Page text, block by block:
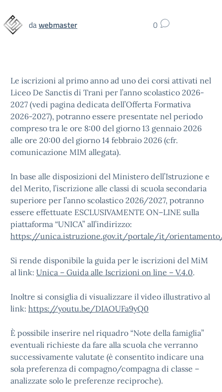
dawebmaster 0
Le iscrizioni al primo anno ad uno dei corsi attivati nel
Liceo De Sanctis di Trani per l’anno scolastico 2026-
2027 (vedi pagina dedicata dell’Offerta Formativa
2026-2027), potranno essere presentate nel periodo
compreso tra le ore 8:00 del giorno 13 gennaio 2026
alle ore 20:00 del giorno 14 febbraio 2026 (cfr.
comunicazione MIM allegata).
In base alle disposizioni del Ministero dell’Istruzione e
del Merito, l’iscrizione alle classi di scuola secondaria
superiore per l’anno scolastico 2026/2027, potranno
essere effettuate ESCLUSIVAMENTE ON–LINE sulla
piattaforma “UNICA” all’indirizzo:
https://unica.istruzione.gov.it/portale/it/
Si rende disponibile la guida per le iscrizioni del MiM
al link: Unica – Guida alle Iscrizioni on line – V.4.0.
Inoltre si consiglia di visualizzare il video illustrativo al
link: https://youtu.be/DIAOUFa9yQ0
È possibile inserire nel riquadro “Note della famiglia”
eventuali richieste da fare alla scuola che verranno
successivamente valutate (è consentito indicare una
sola preferenza di compagno/compagna di classe –
analizzate solo le preferenze reciproche).